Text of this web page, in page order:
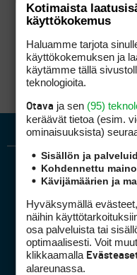
Kotimaista
käyttökokemus
Haluamme tarjota
käyttökokemuksen ja
käytämme tällä
teknologioita.
Otava ja sen (95)
keräävät tietoa (esim.
ominaisuuk­sista)
Sisällön ja
Kohdennettu
Kävijämäärien ja
Hyväksymällä
näihin
osa palveluista tai
optimaalisesti. Voit
klikkaamalla
alareunassa.